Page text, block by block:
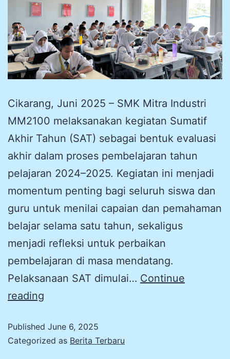
Cikarang, Juni 2025 – SMK Mitra Industri
MM2100 melaksanakan kegiatan Sumatif
Akhir Tahun (SAT) sebagai bentuk evaluasi
akhir dalam proses pembelajaran tahun
pelajaran 2024–2025. Kegiatan ini menjadi
momentum penting bagi seluruh siswa dan
guru untuk menilai capaian dan pemahaman
belajar selama satu tahun, sekaligus
menjadi refleksi untuk perbaikan
pembelajaran di masa mendatang.
Pelaksanaan SAT dimulai… Continue
reading
Published June 6, 2025
Categorized as Berita Terbaru